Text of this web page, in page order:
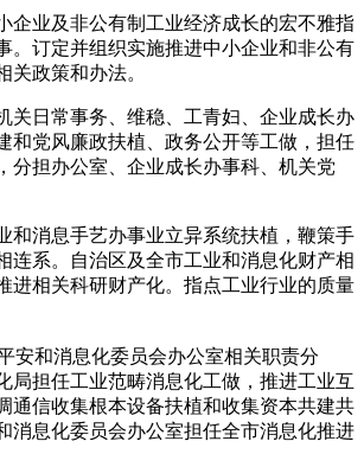
业及非公有制工业经济成长的宏不雅指
。订定并组织实施推进中小企业和非公有
关政策和办法。
日常事务、维稳、工青妇、企业成长办
和党风廉政扶植、政务公开等工做，担任
分担办公室、企业成长办事科、机关党
消息手艺办事业立异系统扶植，鞭策手
连系。自治区及全市工业和消息化财产相
进相关科研财产化。指点工业行业的质量
和消息化委员会办公室相关职责分
局担任工业范畴消息化工做，推进工业互
通信收集根本设备扶植和收集资本共建共
消息化委员会办公室担任全市消息化推进